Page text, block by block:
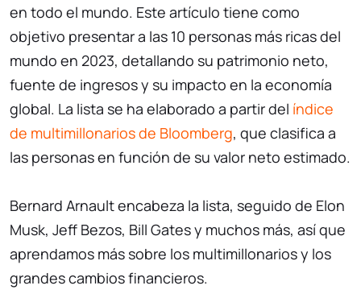
en todo el mundo. Este artículo tiene como
objetivo presentar a las 10 personas más ricas del
mundo en 2023, detallando su patrimonio neto,
fuente de ingresos y su impacto en la economía
global. La lista se ha elaborado a partir del índice
de multimillonarios de Bloomberg, que clasifica a
las personas en función de su valor neto estimado.
Bernard Arnault encabeza la lista, seguido de Elon
Musk, Jeff Bezos, Bill Gates y muchos más, así que
aprendamos más sobre los multimillonarios y los
grandes cambios financieros.